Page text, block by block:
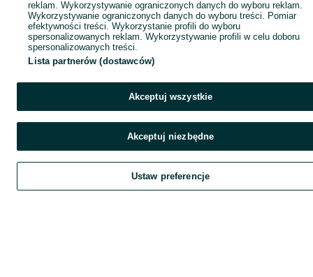
Szukaj Obserwujesz Dodaj Czat
reklam. Wykorzystywanie ograniczonych danych do wyboru reklam.
Wykorzystywanie ograniczonych danych do wyboru treści. Pomiar
efektywności treści. Wykorzystanie profili do wyboru
spersonalizowanych reklam. Wykorzystywanie profili w celu doboru
spersonalizowanych treści.
Lista partnerów (dostawców)
Akceptuj wszystkie
Akceptuj niezbędne
Ustaw preferencje